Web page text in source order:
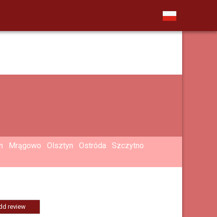
Mrągowo Olsztyn Ostróda Szczytno
review